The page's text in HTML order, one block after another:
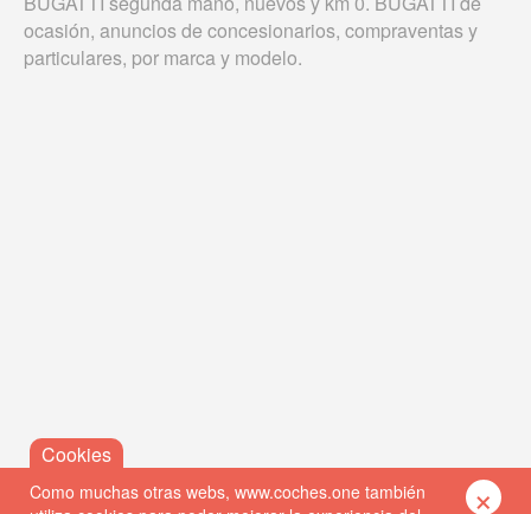
ocasión, anuncios de concesionarios, compraventas y
particulares, por marca y modelo.
Como muchas otras webs, www.coches.one también
×